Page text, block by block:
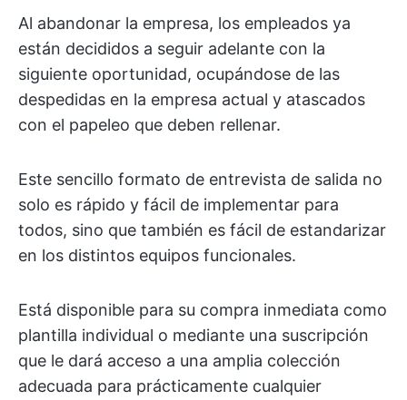
Al abandonar la empresa, los empleados ya
están decididos a seguir adelante con la
siguiente oportunidad, ocupándose de las
despedidas en la empresa actual y atascados
con el papeleo que deben rellenar.
Este sencillo formato de entrevista de salida no
solo es rápido y fácil de implementar para
todos, sino que también es fácil de estandarizar
en los distintos equipos funcionales.
Está disponible para su compra inmediata como
plantilla individual o mediante una suscripción
que le dará acceso a una amplia colección
adecuada para prácticamente cualquier